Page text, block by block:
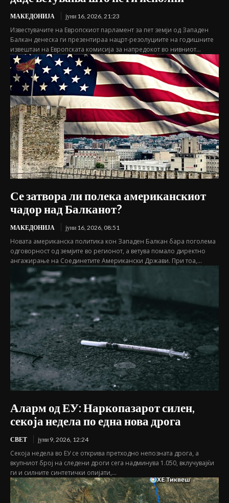
МАКЕДОНИЈА јуни 16, 2026, 21:23
Известувачите на Европскиот парламент за пет земји од Западен
Балкан денеска ги презентираа нацрт-резолуциите на годишните
извештаи на Европската комисија за напредокот во нивниот...
Се затвора ли полека американскиот
чадор над Балканот?
МАКЕДОНИЈА јуни 16, 2026, 08:51
Новата американска политика кон Западен Балкан бара поголема
одговорност од земјите во регионот, а ветува помало директно
ангажирање на Соединетите Американски Држави. При тоа,...
Аларм од ЕУ: Наркопазарот силен,
секоја недела по една нова дрога
СВЕТ јуни 9, 2026, 12:24
Секоја недела во ЕУ се открива претходно непозната дрога, а
вкупниот број на следени дроги сега надминува 1.050, вклучувајќи
ги и силните синтетички опијати,...